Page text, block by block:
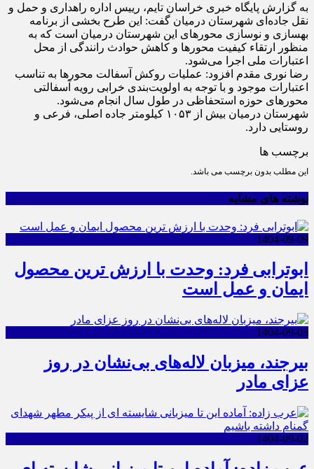
به گزارش پایگاه خبری خراسان تایم، رییس اداره راهداری و حمل و
نقل جاده‌ای شهرستان درمیان گفت: این طرح بخشی از برنامه
بهسازی و نوسازی محور‌های این شهرستان درمیان است که به
منظور ارتقاء کیفیت محور‌ها و کاهش حوادث رانندگی از محل
اعتبارات ملی اجرا می‌شود.
رضا نوری مقدم افزود: عملیات روکش آسفالت محور‌ها به تناسب
اعتبارات موجود و با توجه به اولویت‌بندی خرابی رویه آسفالتی
محور‌های حوزه استحفاظی در طول سال انجام می‌شود.
شهرستان درمیان بیش از ۱۰۵۳ کیلومتر جاده اصلی، فرعی و
روستایی دارد.
برچسب ها
این مطلب بدون برچسب می باشد.
نوشته های مشابه
1404-09-09
ابوترابی فرد: وحدت با ارزش ترین محصول
ایمان و عمل است
1404-09-03
بیرجند، میزبان لاله‌های بی‌نشان در روز
عزای مادر
1404-09-02